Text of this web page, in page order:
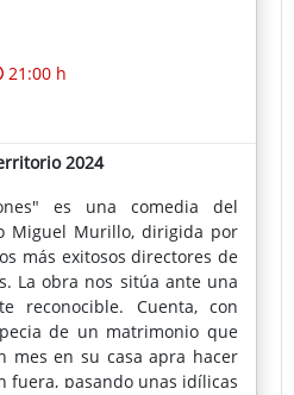
21:00 h
2024
es una comedia del
Miguel Murillo, dirigida por
más exitosos directores de
La obra nos sitúa ante una
reconocible. Cuenta, con
de un matrimonio que
mes en su casa apra hacer
fuera, pasando unas idílicas